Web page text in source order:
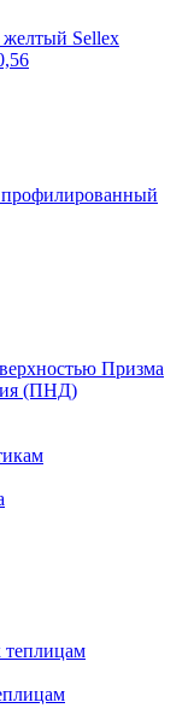
Sellex
Призма
(ПНД)
теплицам